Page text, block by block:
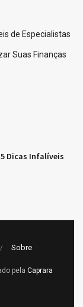
de Especialistas
Suas Finanças
Dicas Infalíveis
Sobre
pela Caprara